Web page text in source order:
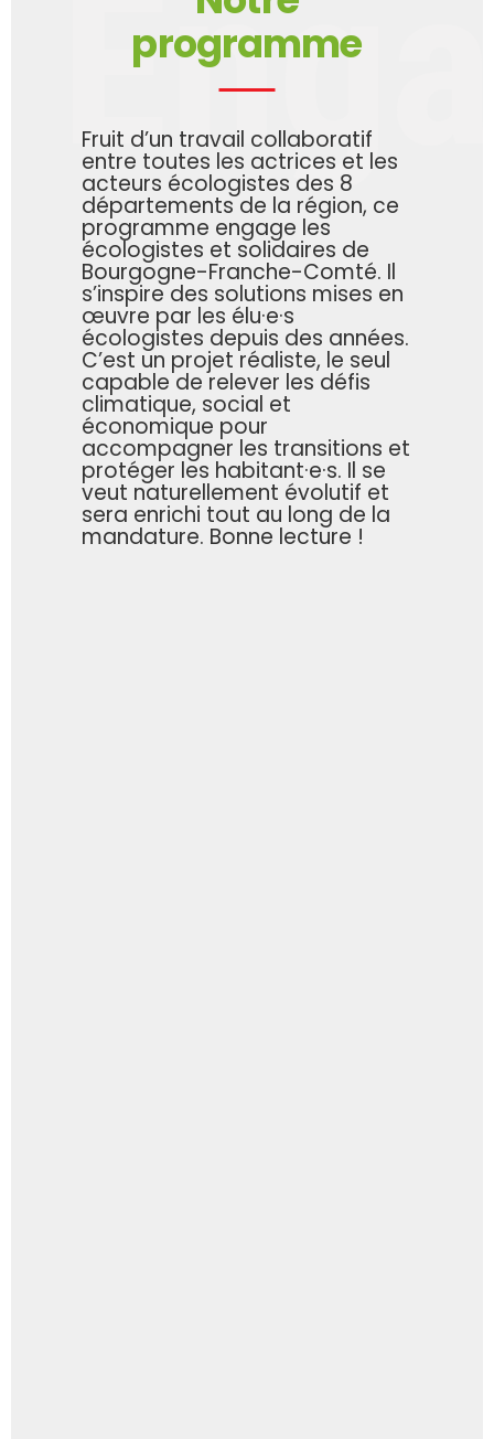
programme
Fruit d’un travail collaboratif
entre toutes les actrices et les
acteurs écologistes des 8
départements de la région, ce
programme engage les
écologistes et solidaires de
Bourgogne-Franche-Comté. Il
s’inspire des solutions mises en
œuvre par les élu·e·s
écologistes depuis des années.
C’est un projet réaliste, le seul
capable de relever les défis
climatique, social et
économique pour
accompagner les transitions et
protéger les habitant·e·s. Il se
veut naturellement évolutif et
sera enrichi tout au long de la
mandature. Bonne lecture !